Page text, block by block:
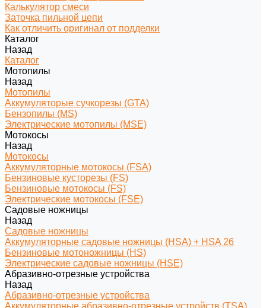
Калькулятор смеси
Заточка пильной цепи
Как отличить оригинал от подделки
Каталог
Назад
Каталог
Мотопилы
Назад
Мотопилы
Аккумуляторые сучкорезы (GTA)
Бензопилы (MS)
Электрические мотопилы (MSE)
Мотокосы
Назад
Мотокосы
Аккумуляторные мотокосы (FSA)
Бензиновые кусторезы (FS)
Бензиновые мотокосы (FS)
Электрические мотокосы (FSE)
Садовые ножницы
Назад
Садовые ножницы
Аккумуляторные садовые ножницы (HSA) + HSA 26
Бензиновые мотоножницы (HS)
Электрические садовые ножницы (HSE)
Абразивно-отрезные устройства
Назад
Абразивно-отрезные устройства
Аккумуляторные абразивно-отрезные устройств (TSA)